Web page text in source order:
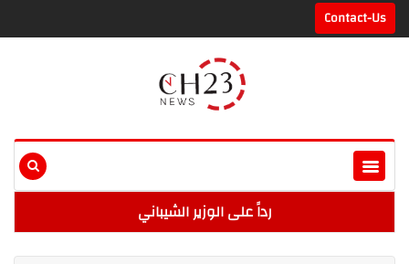
Contact-Us
رداً على الوزير الشيباني